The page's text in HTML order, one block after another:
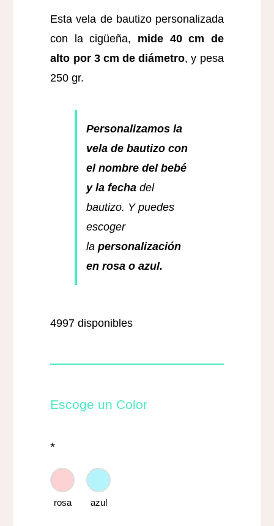
Esta vela de bautizo personalizada
con la cigüeña, mide 40 cm de
alto por 3 cm de diámetro, y pesa
250 gr.
Personalizamos la
vela de bautizo con
el nombre del bebé
y la fecha del
bautizo. Y puedes
escoger
lapersonalización
en rosa o azul.
4997 disponibles
Escoge un Color
*
rosa azul